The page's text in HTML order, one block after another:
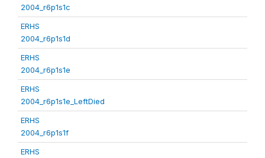
2004_r6p1s1c
ERHS
2004_r6p1s1d
ERHS
2004_r6p1s1e
ERHS
2004_r6p1s1e_LeftDied
ERHS
2004_r6p1s1f
ERHS